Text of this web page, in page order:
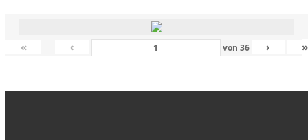
« ‹ von 36 › »